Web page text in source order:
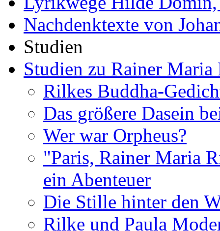
Nachdenktexte von
Studien
Studien zu Rainer Maria
Rilkes Buddha-
Das größere Dasein
Wer war Orpheus?
"Paris, Rainer Maria
ein Abenteuer
Die Stille hinter den
Rilke und Paula